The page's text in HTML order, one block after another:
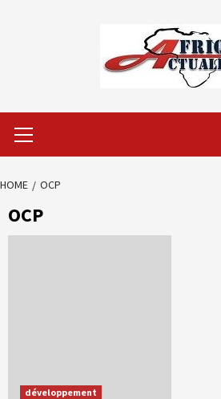
Menu
HOME OCP
OCP
développement